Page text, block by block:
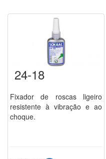
24-18
Fixador de roscas ligeiro
resistente à vibração e ao
choque.